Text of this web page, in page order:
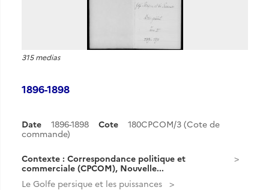
315 medias
1896-1898
Date 1896-1898 Cote
180CPCOM/3 (Cote de
commande)
Contexte : Correspondance politique et
commerciale (CPCOM), Nouvelle...
Le Golfe persique et les puissances